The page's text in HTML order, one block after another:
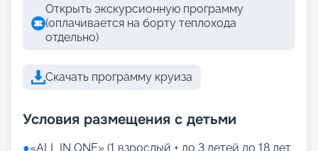
Открыть экскурсионную программу
(оплачивается на борту теплохода
отдельно)
Скачать программу круиза
Условия размещения с детьми
●«АLL IN ONE» (1 взрослый + до 3 детей до 18 лет